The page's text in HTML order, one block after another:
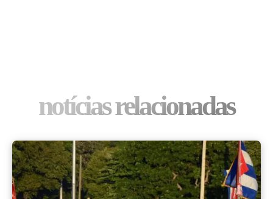
notícias relacionadas